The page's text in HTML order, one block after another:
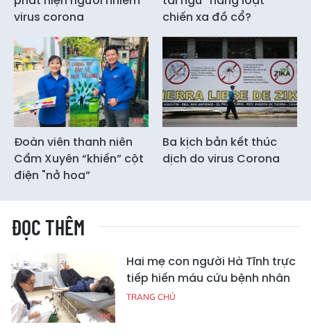
virus corona
chiến xa đồ cổ?
Đoàn viên thanh niên
Cẩm Xuyên “khiến” cột
điện "nở hoa”
Ba kịch bản kết thúc
dịch do virus Corona
ĐỌC THÊM
Hai mẹ con người Hà Tĩnh trực
tiếp hiến máu cứu bệnh nhân
TRANG CHỦ